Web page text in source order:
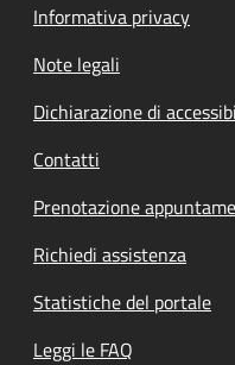
Informativa privacy
Note legali
Dichiarazione di
Contatti
Prenotazione
Richiedi assistenza
Statistiche del portale
Leggi le FAQ